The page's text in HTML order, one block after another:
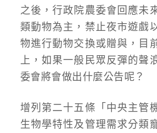
之後，行政院農委會回應未
類動物為主，禁止夜市遊戲
物進行動物交換或贈與，目
上，如果一般民眾反彈的聲
委會將會做出什麼公告呢？
增列第二十五條「中央主管
生物學特性及管理需求分類